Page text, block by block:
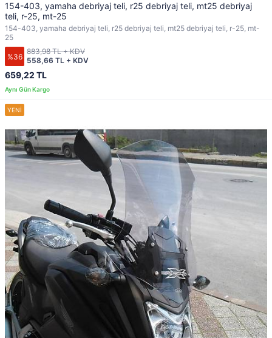
154-403, yamaha debriyaj teli, r25 debriyaj teli, mt25 debriyaj
teli, r-25, mt-25
154-403, yamaha debriyaj teli, r25 debriyaj teli, mt25 debriyaj teli, r-25, mt-
25
%36
659,22 TL
558,66 TL + KDV
883,98 TL + KDV